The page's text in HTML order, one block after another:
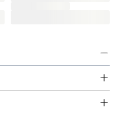
in Systembauweise für
verdankt ihren Namen